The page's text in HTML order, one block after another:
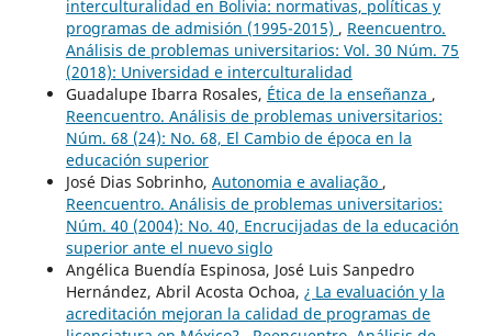
interculturalidad en Bolivia: normativas, políticas y
programas de admisión (1995-2015) , Reencuentro.
Análisis de problemas universitarios: Vol. 30 Núm. 75
(2018): Universidad e interculturalidad
Guadalupe Ibarra Rosales, Ética de la enseñanza ,
Reencuentro. Análisis de problemas universitarios:
Núm. 68 (24): No. 68, El Cambio de época en la
educación superior
José Dias Sobrinho, Autonomia e avaliação ,
Reencuentro. Análisis de problemas universitarios:
Núm. 40 (2004): No. 40, Encrucijadas de la educación
superior ante el nuevo siglo
Angélica Buendía Espinosa, José Luis Sanpedro
Hernández, Abril Acosta Ochoa, ¿ La evaluación y la
acreditación mejoran la calidad de programas de